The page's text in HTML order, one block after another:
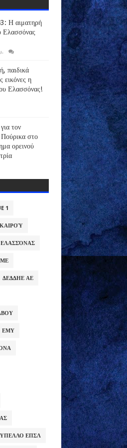
Η αιματηρή
Ελασσόνας
παιδικά
εικόνες η
Ελασσόνας!
τον
στο
ορεινού
1
ΕΛΑΣΣΌΝΑΣ
ΔΕΔΔΗΕ ΑΕ
ΕΜΥ
ΕΠΣΛ